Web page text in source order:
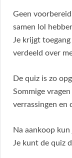
Geen
samen lol
Je krijgt
verdeeld over
De quiz is zo
Sommige
verrassingen en
Na aankoop
Je kunt de quiz